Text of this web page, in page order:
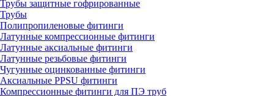
Трубы защитные гофрированные
Трубы
Полипропиленовые фитинги
Латунные компрессионные фитинги
Латунные аксиальные фитинги
Латунные резьбовые фитинги
Чугунные оцинкованные фитинги
Аксиальные PPSU фитинги
Компрессионные фитинги для ПЭ труб